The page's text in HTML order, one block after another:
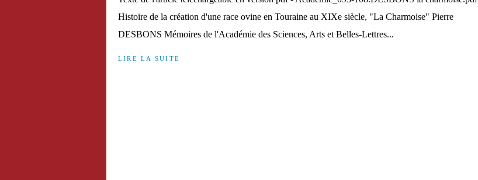
Histoire de la création d'une race ovine en Touraine au XIXe siècle, "La Charmoise" Pierre
DESBONS Mémoires de l'Académie des Sciences, Arts et Belles-Lettres...
LIRE LA SUITE